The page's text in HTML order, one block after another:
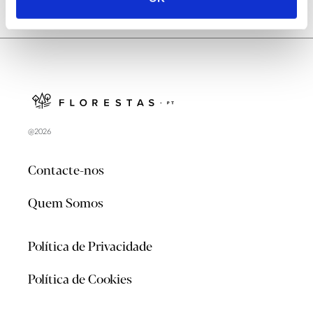
@2026
Contacte-nos
Quem Somos
Política de Privacidade
Política de Cookies